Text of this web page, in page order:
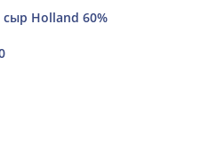
Holland 60%